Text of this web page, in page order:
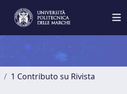
1 Contributo su Rivista